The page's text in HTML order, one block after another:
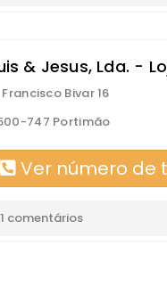
& Jesus, Lda. -
Francisco Bivar 16
747 Portimão
Ver número de
1 comentários